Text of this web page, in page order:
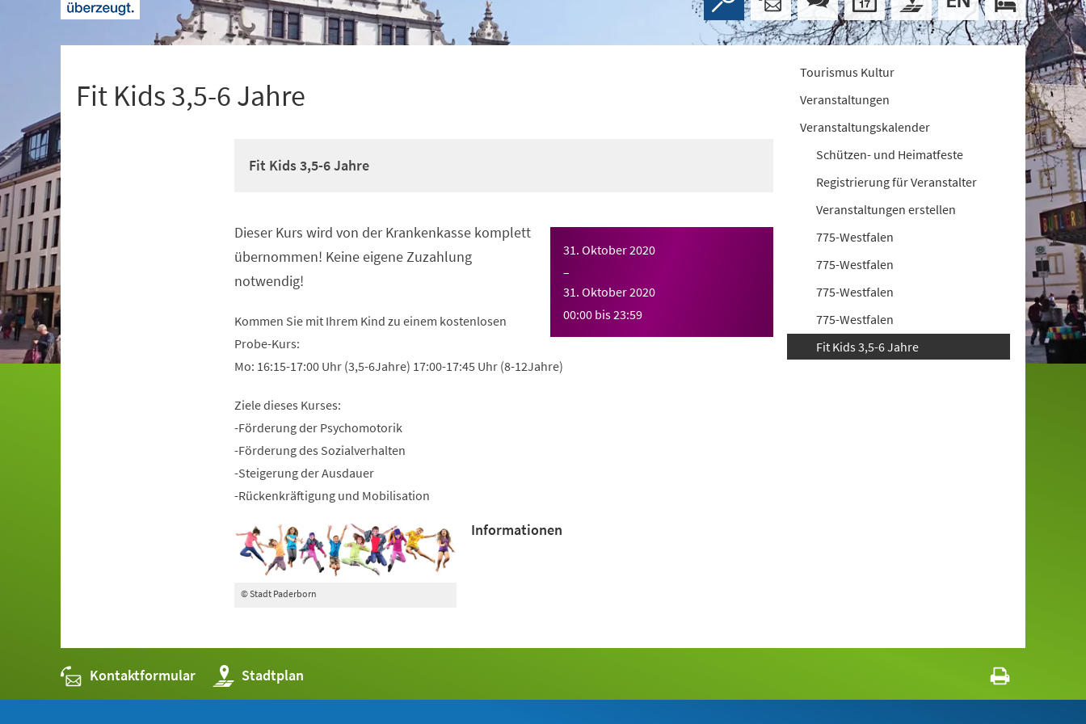
Fit Kids 3,5-6 Jahre
Fit Kids 3,5-6 Jahre
31. Oktober 2020
–
31. Oktober 2020
00:00 bis23:59
Dieser Kurs wird von der Krankenkasse komplett
übernommen! Keine eigene Zuzahlung
notwendig!
Kommen Sie mit Ihrem Kind zu einem kostenlosen
Probe-Kurs:
Mo: 16:15-17:00 Uhr (3,5-6Jahre) 17:00-17:45 Uhr (8-12Jahre)
Ziele dieses Kurses:
-Förderung der Psychomotorik
-Förderung des Sozialverhalten
-Steigerung der Ausdauer
-Rückenkräftigung und Mobilisation
© Stadt Paderborn
Informationen
Tourismus Kultur
Veranstaltungen
Veranstaltungskalender
Schützen- und Heimatfeste
Registrierung für Veranstalter
Veranstaltungen erstellen
775-Westfalen
775-Westfalen
775-Westfalen
775-Westfalen
Fit Kids 3,5-6 Jahre
Kontaktformular Stadtplan
(Öffnet
in
einem